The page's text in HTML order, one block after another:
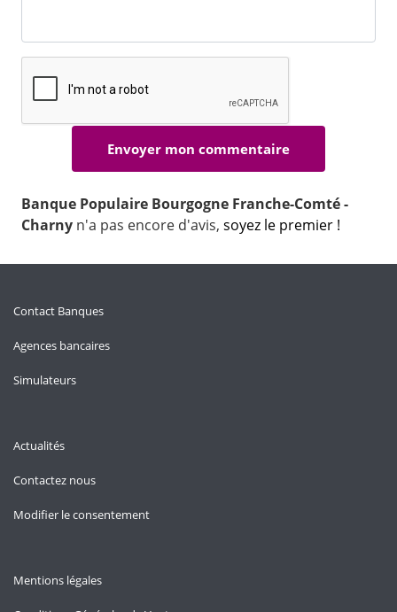
Banque Populaire Bourgogne Franche-Comté -
Charny n'a pas encore d'avis, soyez le premier !
Contact Banques
Agences bancaires
Simulateurs
Actualités
Contactez nous
Modifier le consentement
Mentions légales